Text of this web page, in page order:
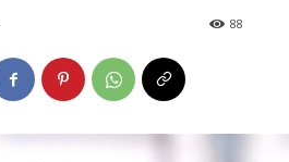
88